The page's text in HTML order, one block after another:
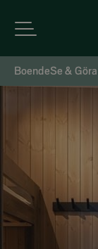
BoendeSe & Göra